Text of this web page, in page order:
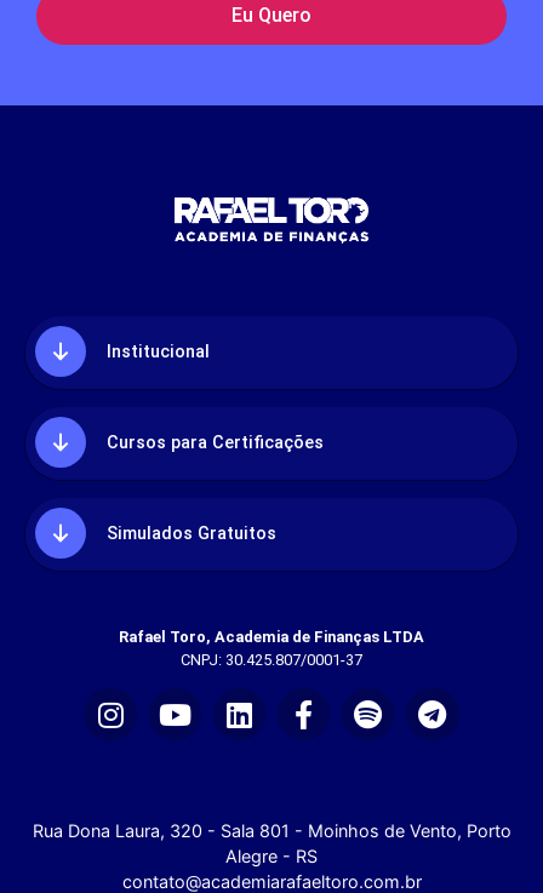
Eu Quero
Institucional
Cursos para Certificações
Simulados Gratuitos
Rafael Toro, Academia de Finanças LTDA
CNPJ: 30.425.807/0001-37
Rua Dona Laura, 320 - Sala 801 - Moinhos de Vento, Porto
Alegre - RS
contato@academiarafaeltoro.com.br